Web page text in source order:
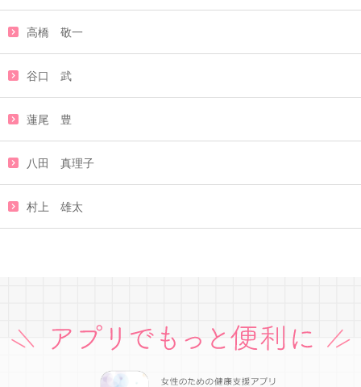
高橋 敬一
谷口 武
蓮尾 豊
八田 真理子
村上 雄太